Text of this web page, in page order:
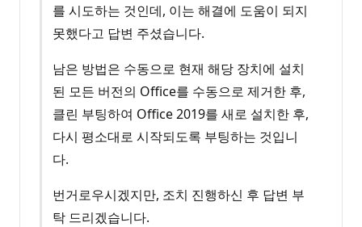
를 시도하는 것인데, 이는 해결에 도움이 되지
못했다고 답변 주셨습니다.
남은 방법은 수동으로 현재 해당 장치에 설치
된 모든 버전의 Office를 수동으로 제거한 후,
클린 부팅하여 Office 2019를 새로 설치한 후,
다시 평소대로 시작되도록 부팅하는 것입니
다.
번거로우시겠지만, 조치 진행하신 후 답변 부
탁 드리겠습니다.